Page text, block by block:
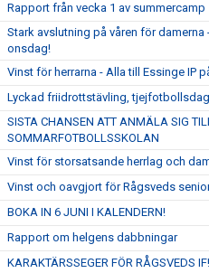
Rapport från vecka 1 av summercamp
Stark avslutning på våren för damerna
onsdag!
Vinst för herrarna - Alla till Essinge IP
Lyckad friidrottstävling,
SISTA CHANSEN ATT ANMÄLA SIG
SOMMARFOTBOLLSSKOLAN
Vinst för storsatsande herrlag och
Vinst och oavgjort för Rågsveds
BOKA IN 6 JUNI I KALENDERN!
Rapport om helgens dabbningar
KARAKTÄRSSEGER FÖR RÅGSVEDS IF!